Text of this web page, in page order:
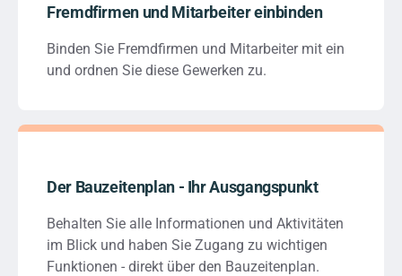
Fremdfirmen und Mitarbeiter einbinden
Binden Sie Fremdfirmen und Mitarbeiter mit ein
und ordnen Sie diese Gewerken zu.
Der Bauzeitenplan - Ihr Ausgangspunkt
Behalten Sie alle Informationen und Aktivitäten
im Blick und haben Sie Zugang zu wichtigen
Funktionen - direkt über den Bauzeitenplan.